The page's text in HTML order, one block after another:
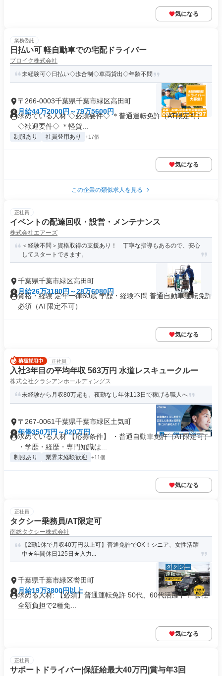
気になる
業務委託
日払い可 軽自動車での宅配ドライバー
プロイク株式会社
未経験可◇日払い◇歩合制◇車両貸出◇年齢不問
〒266-0003千葉県千葉市緑区高田町
月給44万2000円～79万5600円
求めている人材 ◇必須要件◇ ＊普通運転免許（AT限定可）
◇歓迎要件◇ ＊軽貨...
制服あり 社員登用あり +17個
気になる
この企業の類似求人を見る
正社員
イベントの配達回収・設営・メンテナンス
株式会社エアーズ
＜経験不問＞資格取得の支援あり！ 丁寧な指導もあるので、安心
してスタートできます。
千葉県千葉市緑区高田町
月給26万3180円～28万6080円
資格・経験 定年一律60歳 学歴・経験不問 普通自動車運転免許
必須（AT限定不可）
気になる
正社員
入社3年目の平均年収 563万円 水道レスキュークルー
株式会社クラシアンホールディングス
未経験から月収80万超も。夜勤なし年休113日で稼げる職人へ
〒267-0061千葉県千葉市緑区土気町
年俸350万円～820万円
求めている人材 【応募条件】 ・普通自動車免許（AT限定可）
・学歴・経歴・専門知識は...
制服あり 業界未経験歓迎 +11個
気になる
正社員
タクシー乗務員/AT限定可
南総タクシー株式会社
【2勤1休で月収40万円以上可】普通免許でOK！シニア、女性活躍
中★年間休日125日★入力...
千葉県千葉市緑区誉田町
月給19万3800円以上
求める人材: 【必須】普通運転免許 50代、60代活躍中！ 会社
全額負担で2種免...
気になる
正社員
サポートドライバー|保証給最大40万円|賞与年3回